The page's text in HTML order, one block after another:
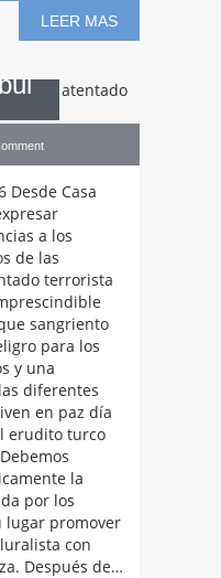
LEER MAS
en
Desde Casa
a los
de las
terrorista
sangriento
para los
y una
diferentes
en paz día
erudito turco
la
por los
lugar promover
con
Después de…
las
de